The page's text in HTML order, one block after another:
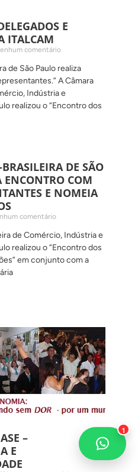
E
ITALCAM
comentário
de São Paulo realiza
A Câmara
Indústria e
realizou o “Encontro dos
DE SÃO
ENCONTRO COM
E NOMEIA
comentário
de Comércio, Indústria e
realizou o “Encontro dos
em conjunto com a
–
E
1